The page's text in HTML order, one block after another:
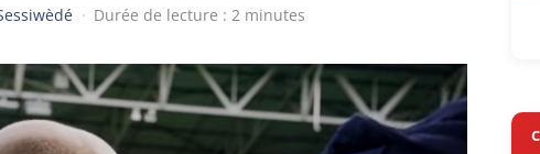
· Durée de lecture : 2 minutes